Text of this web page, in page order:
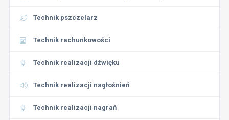
Technik pszczelarz
Technik rachunkowości
Technik realizacji dźwięku
Technik realizacji nagłośnień
Technik realizacji nagrań